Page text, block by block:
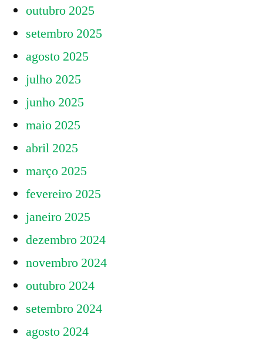
outubro 2025
setembro 2025
agosto 2025
julho 2025
junho 2025
maio 2025
abril 2025
março 2025
fevereiro 2025
janeiro 2025
dezembro 2024
novembro 2024
outubro 2024
setembro 2024
agosto 2024